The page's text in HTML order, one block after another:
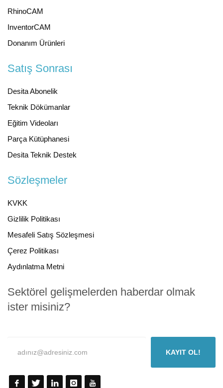
RhinoCAM
InventorCAM
Donanım Ürünleri
Satış Sonrası
Desita Abonelik
Teknik Dökümanlar
Eğitim Videoları
Parça Kütüphanesi
Desita Teknik Destek
Sözleşmeler
KVKK
Gizlilik Politikası
Mesafeli Satış Sözleşmesi
Çerez Politikası
Aydınlatma Metni
Sektörel gelişmelerden haberdar olmak
ister misiniz?
KAYIT OL!